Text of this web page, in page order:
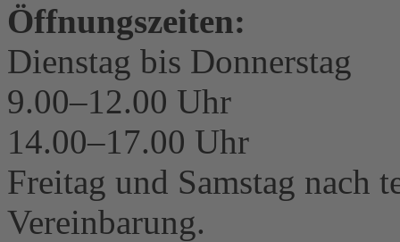
Öffnungszeiten:
Dienstag bis Donnerstag
9.00–12.00 Uhr
14.00–17.00 Uhr
Freitag und Samstag nach
Vereinbarung.